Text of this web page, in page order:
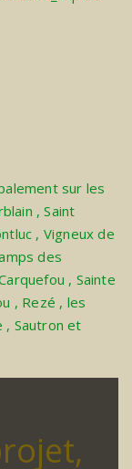
sur les
,Saint
, Vigneux de
des
, Sainte
, Rezé , les
, Sautron et